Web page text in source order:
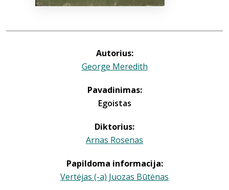
Autorius:
George Meredith
Pavadinimas:
Egoistas
Diktorius:
Arnas Rosenas
Papildoma informacija:
Vertėjas (-a) Juozas Būtėnas